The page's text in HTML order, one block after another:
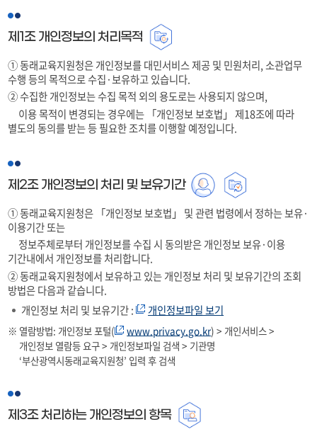
제1조 개인정보의 처리목적
① 동래교육지원청은 개인정보를 대민서비스 제공 및 민원처리, 소관업무
수행 등의 목적으로 수집·보유하고 있습니다.
② 수집한 개인정보는 수집 목적 외의 용도로는 사용되지 않으며,
이용 목적이 변경되는 경우에는 「개인정보 보호법」 제18조에 따라
별도의 동의를 받는 등 필요한 조치를 이행할 예정입니다.
제2조 개인정보의 처리 및 보유기간
① 동래교육지원청은 「개인정보 보호법」 및 관련 법령에서 정하는 보유·
이용기간 또는
정보주체로부터 개인정보를 수집 시 동의받은 개인정보 보유·이용
기간내에서 개인정보를 처리합니다.
② 동래교육지원청에서 보유하고 있는 개인정보 처리 및 보유기간의 조회
방법은 다음과 같습니다.
개인정보 처리 및 보유기간 :
개인정보파일 보기
열람방법: 개인정보 포털( www.privacy.go.kr) > 개인서비스 >
개인정보 열람등 요구 > 개인정보파일 검색 > 기관명
‘부산광역시동래교육지원청’ 입력 후 검색
제3조 처리하는 개인정보의 항목